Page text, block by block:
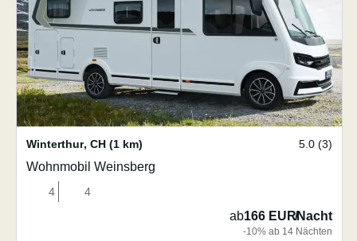
Winterthur, CH (1 km) 5.0 (3)
Wohnmobil Weinsberg
4 4
ab166 EUR/Nacht
-10% ab 14 Nächten